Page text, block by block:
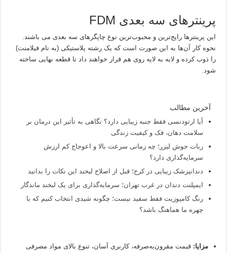
پرینترهای سه بعدی FDM
این پرینترها رایج‌ترین و محبوب‌ترین نوع چاپگرهای سه بعدی می باشند.
نحوه کار آن‌ها به این صورت است که یک رشته پلاستیکی (به نام فیلامنت)
را ذوب کرده و لایه به لایه روی هم قرار خواهند داد تا قطعه نهایی ساخته
شود.
آخرین مطالب
آیا ارتودنسی فقط جنبه زیبایی دارد؟ نگاهی به تأثیر این درمان بر
سلامت دهان، فک و کیفیت زندگی
ربات جوش لیزر؛ چه زمانی سرعت بالا و اعوجاج کم ارزش
سرمایه‌گذاری دارد؟
دندانپزشک زیبایی در کرج؛ قبل از اصلاح لبخند این نکات را بدانید
ایمپلنت دندان در غرب تهران؛ سرمایه‌گذاری برای یک لبخند ماندگار
رنگ کامپوزیت فقط سفید نیست؛ چگونه شیدی انتخاب کنیم که با
چهره ما هماهنگ باشد؟
مزایا: قیمت مقرون‌به‌صرفه، کاربری آسان، تنوع بالای مواد مصرفی